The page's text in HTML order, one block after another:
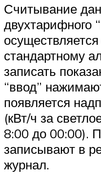
Считывание
двухтарифного
стандартному
записать
“ввод”
появляется
(кВт/ч за
8:00 до 00:00).
записывают в
журнал.